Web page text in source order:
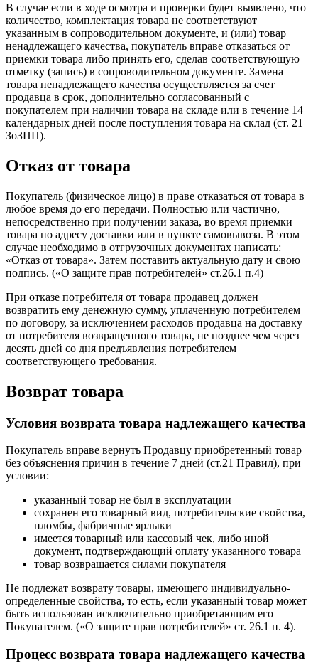
В случае если в ходе осмотра и проверки будет выявлено, что
количество, комплектация товара не соответствуют
указанным в сопроводительном документе, и (или) товар
ненадлежащего качества, покупатель вправе отказаться от
приемки товара либо принять его, сделав соответствующую
отметку (запись) в сопроводительном документе. Замена
товара ненадлежащего качества осуществляется за счет
продавца в срок, дополнительно согласованный с
покупателем при наличии товара на складе или в течение 14
календарных дней после поступления товара на склад (ст. 21
ЗоЗПП).
Отказ от товара
Покупатель (физическое лицо) в праве отказаться от товара в
любое время до его передачи. Полностью или частично,
непосредственно при получении заказа, во время приемки
товара по адресу доставки или в пункте самовывоза. В этом
случае необходимо в отгрузочных документах написать:
«Отказ от товара». Затем поставить актуальную дату и свою
подпись. («О защите прав потребителей» ст.26.1 п.4)
При отказе потребителя от товара продавец должен
возвратить ему денежную сумму, уплаченную потребителем
по договору, за исключением расходов продавца на доставку
от потребителя возвращенного товара, не позднее чем через
десять дней со дня предъявления потребителем
соответствующего требования.
Возврат товара
Условия возврата товара надлежащего качества
Покупатель вправе вернуть Продавцу приобретенный товар
без объяснения причин в течение 7 дней (ст.21 Правил), при
условии:
указанный товар не был в эксплуатации
сохранен его товарный вид, потребительские свойства,
пломбы, фабричные ярлыки
имеется товарный или кассовый чек, либо иной
документ, подтверждающий оплату указанного товара
товар возвращается силами покупателя
Не подлежат возврату товары, имеющего индивидуально-
определенные свойства, то есть, если указанный товар может
быть использован исключительно приобретающим его
Покупателем. («О защите прав потребителей» ст. 26.1 п. 4).
Процесс возврата товара надлежащего качества